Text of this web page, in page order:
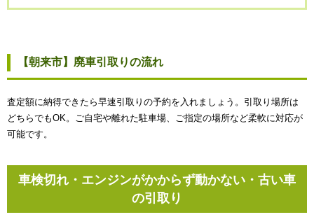
【朝来市】廃車引取りの流れ
査定額に納得できたら早速引取りの予約を入れましょう。引取り場所は
どちらでもOK。ご自宅や離れた駐車場、ご指定の場所など柔軟に対応が
可能です。
車検切れ・エンジンがかからず動かない・古い車
の引取り